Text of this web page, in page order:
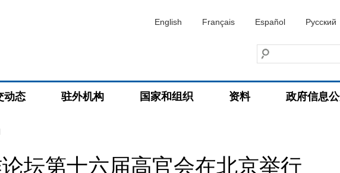
English Français Español Русский
动态 驻外机构 国家和组织 资料 政府信息
坛第十六届高官会在北京举行